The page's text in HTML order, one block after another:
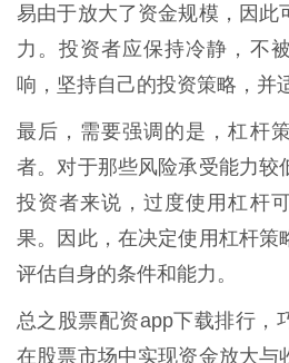
易由于放大了资金规模，因此
力。投资者应保持冷静，不
响，坚持自己的投资策略，并
最后，需要强调的是，杠杆
者。对于那些风险承受能力较
投资者来说，过度使用杠杆
果。因此，在决定使用杠杆策
评估自身的条件和能力。
总之股票配资app下载排行，
在股票市场中实现资金放大与